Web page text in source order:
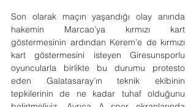
Son olarak maçın yaşandığı olay anında
hakemin Marcao’ya kırmızı kart
göstermesinin ardından Kerem’e de kırmızı
kart göstermesini isteyen Giresunsporlu
oyuncularla birlikte bu durumu protesto
eden Galatasaray’ın teknik ekibinin
tepkilerinin de ne kadar tuhaf olduğunu